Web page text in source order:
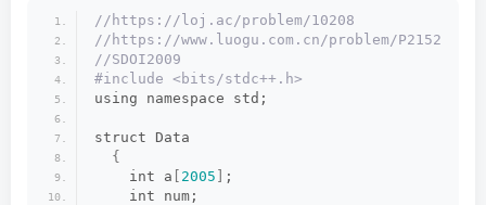
//https://loj.ac/problem/10208
//https://www.luogu.com.cn/problem/P2152
//SDOI2009
#include <bits/stdc++.h>
using namespace std;
struct Data
{
    int a
2005
;
    int num;